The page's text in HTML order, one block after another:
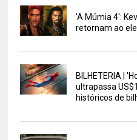
'A Múmia 4':
retornam ao
BILHETERIA |
ultrapassa
históricos de